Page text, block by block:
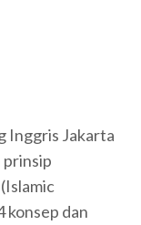
Inggris Jakarta
prinsip
konsep dan